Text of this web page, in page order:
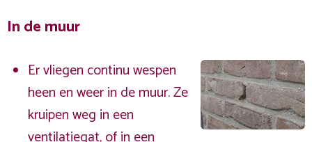
In de muur
Er vliegen continu wespen
heen en weer in de muur. Ze
kruipen weg in een